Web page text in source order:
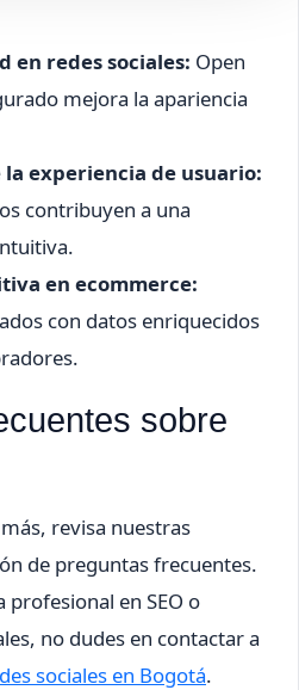
en redes sociales: Open
mejora la apariencia
experiencia de usuario:
contribuyen a una
en ecommerce:
con datos enriquecidos
sobre
revisa nuestras
de preguntas frecuentes.
profesional en SEO o
no dudes en contactar a
sociales en Bogotá.